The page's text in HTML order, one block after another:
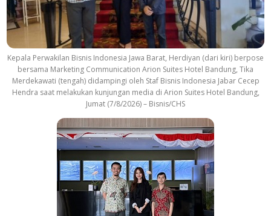
Kepala Perwakilan Bisnis Indonesia Jawa Barat, Herdiyan (dari kiri) berpose
bersama Marketing Communication Arion Suites Hotel Bandung, Tika
Merdekawati (tengah) didampingi oleh Staf Bisnis Indonesia Jabar Cecep
Hendra saat melakukan kunjungan media di Arion Suites Hotel Bandung,
Jumat (7/8/2026) – Bisnis/CHS